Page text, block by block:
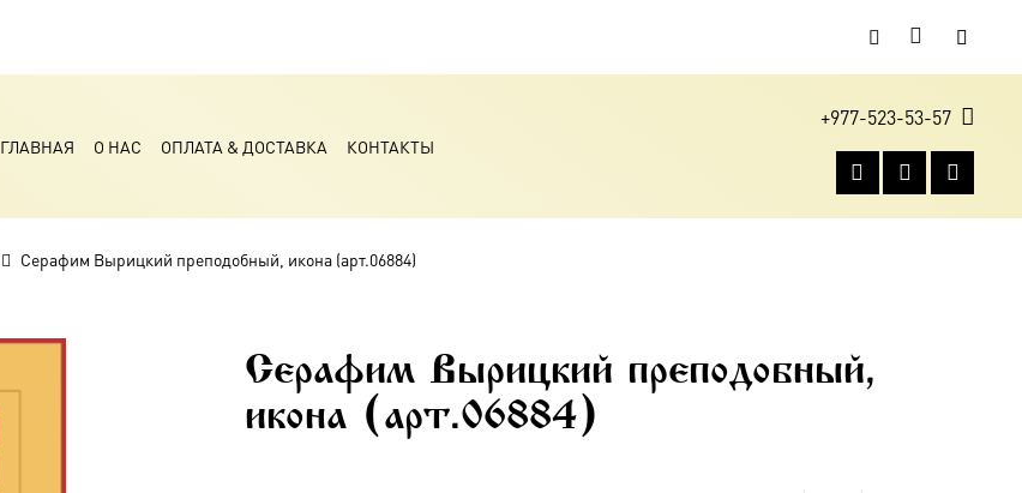
ГЛАВНАЯ О НАС ОПЛАТА & ДОСТАВКА КОНТАКТЫ
+977-523-53-57
Серафим Вырицкий преподобный, икона (арт.06884)
Серафим Вырицкий преподобный,
икона (арт.06884)